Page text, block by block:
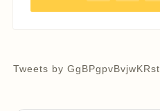
Tweets by GgBPgpvBvjwKRst